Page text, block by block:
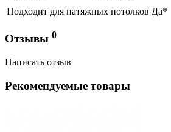
Подходит для натяжных потолков Да*
Отзывы 0
Написать отзыв
Рекомендуемые товары